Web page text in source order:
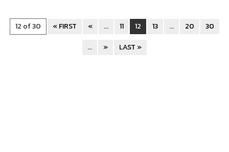
12 of 30 « FIRST « ... 11 12 13 ... 20
30
...
» LAST »